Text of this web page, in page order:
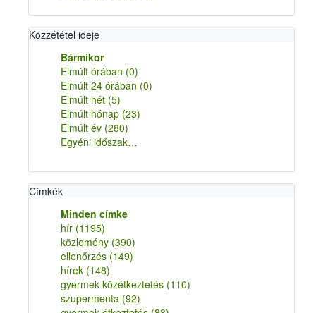
Közzététel ideje
Bármikor
Elmúlt órában (0)
Elmúlt 24 órában (0)
Elmúlt hét (5)
Elmúlt hónap (23)
Elmúlt év (280)
Egyéni időszak…
Címkék
Minden címke
hír (1195)
közlemény (390)
ellenőrzés (149)
hírek (148)
gyermek közétkeztetés (110)
szupermenta (92)